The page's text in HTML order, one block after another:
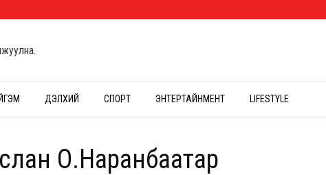
ДЭЛХИЙ СПОРТ ЭНТЕРТАЙНМЕНТ LIFESTYLE
О.Наранбаатар